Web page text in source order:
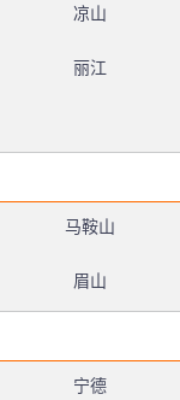
凉山
丽江
马鞍山
眉山
宁德